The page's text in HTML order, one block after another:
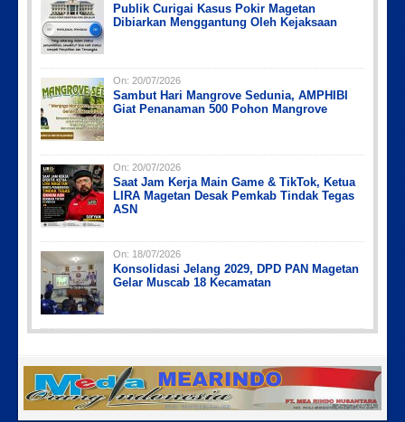
Publik Curigai Kasus Pokir Magetan
Dibiarkan Menggantung Oleh Kejaksaan
On: 20/07/2026
Sambut Hari Mangrove Sedunia, AMPHIBI
Giat Penanaman 500 Pohon Mangrove
On: 20/07/2026
Saat Jam Kerja Main Game & TikTok, Ketua
LIRA Magetan Desak Pemkab Tindak Tegas
ASN
On: 18/07/2026
Konsolidasi Jelang 2029, DPD PAN Magetan
Gelar Muscab 18 Kecamatan